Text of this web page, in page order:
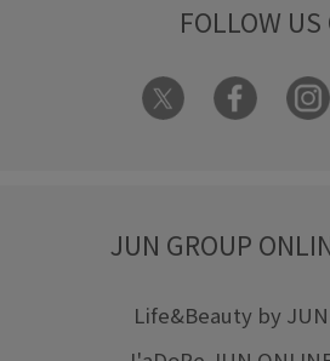
FOLLOW US
JUN GROUP
Life&Beauty by